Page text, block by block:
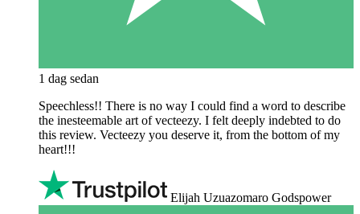
1 dag sedan
Speechless!! There is no way I could find a word to describe
the inesteemable art of vecteezy. I felt deeply indebted to do
this review. Vecteezy you deserve it, from the bottom of my
heart!!!
Elijah Uzuazomaro Godspower